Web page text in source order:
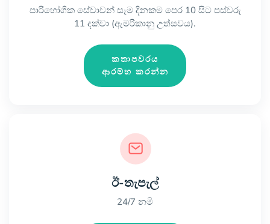
පාරිභෝගික සේවාවන් සෑම දිනකම පෙර 10 සිට පස්වරු
11 දක්වා (ඇමරිකානු උත්සවය).
කතාපවරය
ආරම්භ කරන්න
ඊ-තැපැල්
24/7 නමි